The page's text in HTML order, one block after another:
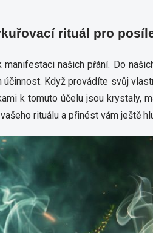
rituál pro
našich přání. Do
Když provádíte svůj
k tomuto účelu jsou krystaly,
rituálu a přinést vám ještě